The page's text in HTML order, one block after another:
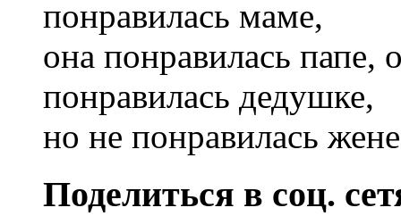
понравилась маме,
она понравилась папе,
понравилась дедушке,
но не понравилась
Поделиться в соц.